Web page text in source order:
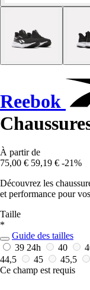
Reebok
À partir de
75,00 € 59,19 € -21%
Découvrez les
et performance pour
Taille
*
Guide des tailles
39 24h 40
44,5
45 45,5
Ce champ est requis